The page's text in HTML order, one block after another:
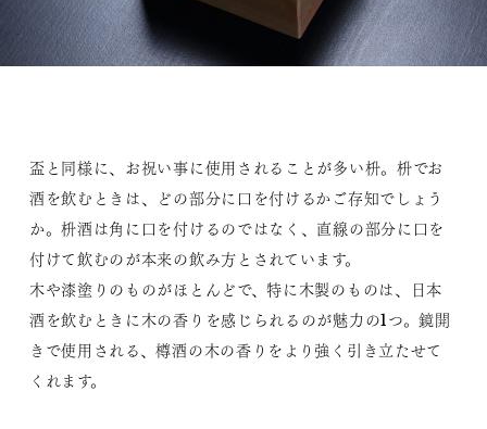
盃と同様に、お祝い事に使用されることが多い枡。枡でお
酒を飲むときは、どの部分に口を付けるかご存知でしょう
か。枡酒は角に口を付けるのではなく、直線の部分に口を
付けて飲むのが本来の飲み方とされています。
木や漆塗りのものがほとんどで、特に木製のものは、日本
酒を飲むときに木の香りを感じられるのが魅力の1つ。鏡開
きで使用される、樽酒の木の香りをより強く引き立たせて
くれます。